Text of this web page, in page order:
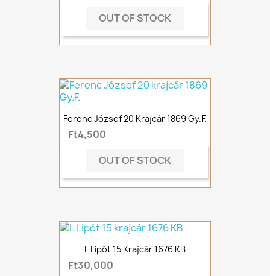
OUT OF STOCK
Ferenc József 20 Krajcár 1869 Gy.F.
Ft4,500
OUT OF STOCK
I. Lipót 15 Krajcár 1676 KB
Ft30,000